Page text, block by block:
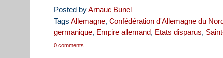
Posted byArnaud Bunel
Tags Allemagne, Confédération d'Allemagne du
germanique, Empire allemand, Etats disparus,
0 comments